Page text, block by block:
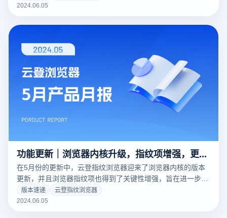
2024.06.05
功能更新｜浏览器内核升级，指纹项增强，更真实的浏览器指纹模拟效果！
在5月份的更新中，云登指纹浏览器迎来了浏览器内核的版本
更新，并且浏览器指纹项也得到了关键性增强，旨在进一步优
化您的多账户管理体验！
版本速递
云登指纹浏览器
2024.06.05